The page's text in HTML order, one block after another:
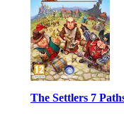
The Settlers 7